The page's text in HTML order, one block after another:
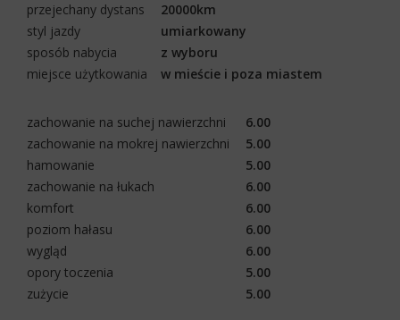
przejechany dystans
20000km
styl jazdy
umiarkowany
sposób nabycia
z wyboru
miejsce użytkowania
w mieście i poza miastem
zachowanie na suchej nawierzchni
6.00
zachowanie na mokrej nawierzchni
5.00
hamowanie
5.00
zachowanie na łukach
6.00
komfort
6.00
poziom hałasu
6.00
wygląd
6.00
opory toczenia
5.00
zużycie
5.00